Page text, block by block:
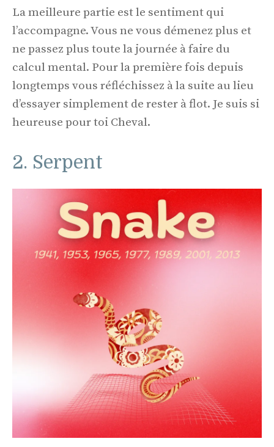
La meilleure partie est le sentiment qui
l’accompagne. Vous ne vous démenez plus et
ne passez plus toute la journée à faire du
calcul mental. Pour la première fois depuis
longtemps vous réfléchissez à la suite au lieu
d’essayer simplement de rester à flot. Je suis si
heureuse pour toi Cheval.
2. Serpent